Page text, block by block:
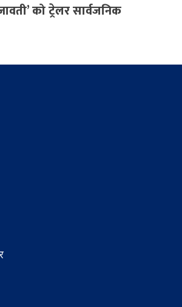
को ट्रेलर सार्वजनिक